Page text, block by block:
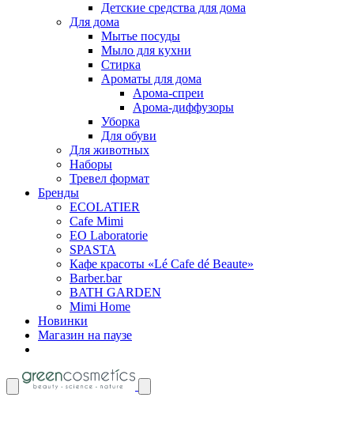
Детские средства для дома
Для дома
Мытье посуды
Мыло для кухни
Стирка
Ароматы для дома
Арома-спреи
Арома-диффузоры
Уборка
Для обуви
Для животных
Наборы
Тревел формат
Бренды
EСОLATIER
Cafe Mimi
EO Laboratorie
SPASTA
Кафе красоты «Lé Cafe dé Beaute»
Barber.bar
BATH GARDEN
Mimi Home
Новинки
Магазин на паузе